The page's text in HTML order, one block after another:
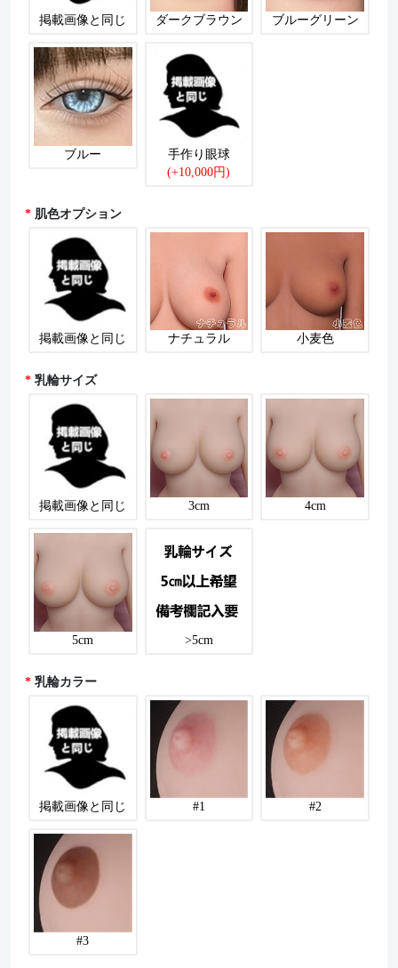
掲載画像と同じ ダークブラウン ブルーグリーン
ブルー
手作り眼球
(+10,000円)
肌色オプション
掲載画像と同じ ナチュラル 小麦色
乳輪サイズ
掲載画像と同じ 3cm 4cm
5cm >5cm
乳輪カラー
掲載画像と同じ #1 #2
#3